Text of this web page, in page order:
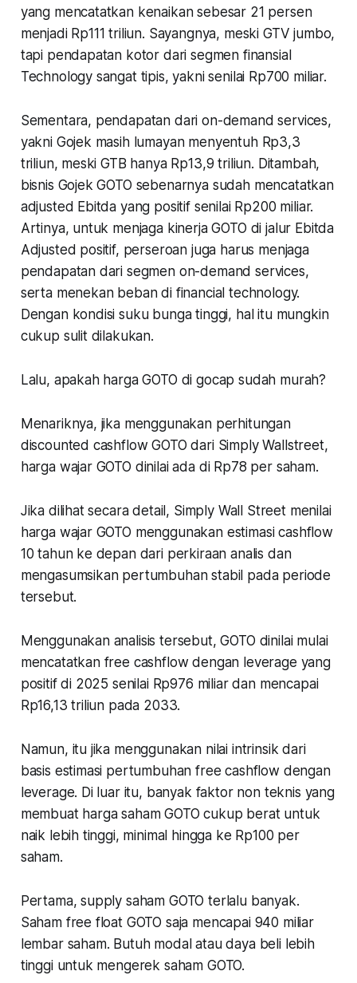
yang mencatatkan kenaikan sebesar 21 persen
menjadi Rp111 triliun. Sayangnya, meski GTV jumbo,
tapi pendapatan kotor dari segmen finansial
Technology sangat tipis, yakni senilai Rp700 miliar.
Sementara, pendapatan dari on-demand services,
yakni Gojek masih lumayan menyentuh Rp3,3
triliun, meski GTB hanya Rp13,9 triliun. Ditambah,
bisnis Gojek GOTO sebenarnya sudah mencatatkan
adjusted Ebitda yang positif senilai Rp200 miliar.
Artinya, untuk menjaga kinerja GOTO di jalur Ebitda
Adjusted positif, perseroan juga harus menjaga
pendapatan dari segmen on-demand services,
serta menekan beban di financial technology.
Dengan kondisi suku bunga tinggi, hal itu mungkin
cukup sulit dilakukan.
Lalu, apakah harga GOTO di gocap sudah murah?
Menariknya, jika menggunakan perhitungan
discounted cashflow GOTO dari Simply Wallstreet,
harga wajar GOTO dinilai ada di Rp78 per saham.
Jika dilihat secara detail, Simply Wall Street menilai
harga wajar GOTO menggunakan estimasi cashflow
10 tahun ke depan dari perkiraan analis dan
mengasumsikan pertumbuhan stabil pada periode
tersebut.
Menggunakan analisis tersebut, GOTO dinilai mulai
mencatatkan free cashflow dengan leverage yang
positif di 2025 senilai Rp976 miliar dan mencapai
Rp16,13 triliun pada 2033.
Namun, itu jika menggunakan nilai intrinsik dari
basis estimasi pertumbuhan free cashflow dengan
leverage. Di luar itu, banyak faktor non teknis yang
membuat harga saham GOTO cukup berat untuk
naik lebih tinggi, minimal hingga ke Rp100 per
saham.
Pertama, supply saham GOTO terlalu banyak.
Saham free float GOTO saja mencapai 940 miliar
lembar saham. Butuh modal atau daya beli lebih
tinggi untuk mengerek saham GOTO.